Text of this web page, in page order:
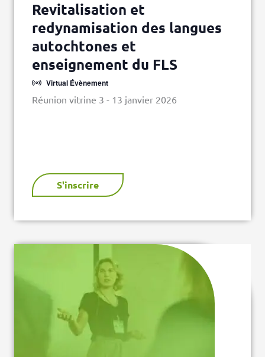
Revitalisation et
redynamisation des langues
autochtones et
enseignement du FLS
Virtual Évènement
Réunion vitrine 3 - 13 janvier 2026
S'inscrire